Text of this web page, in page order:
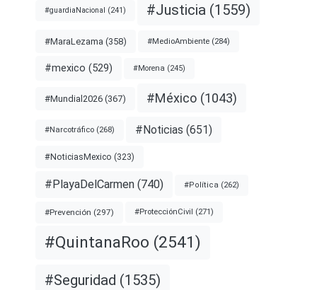
#guardiaNacional (241) #Justicia (1559)
#MaraLezama (358) #MedioAmbiente (284)
#mexico (529) #Morena (245)
#Mundial2026 (367) #México (1043)
#Narcotráfico (268) #Noticias (651)
#NoticiasMexico (323)
#PlayaDelCarmen (740) #Política (262)
#Prevención (297) #ProtecciónCivil (271)
#QuintanaRoo (2541)
#Seguridad (1535)